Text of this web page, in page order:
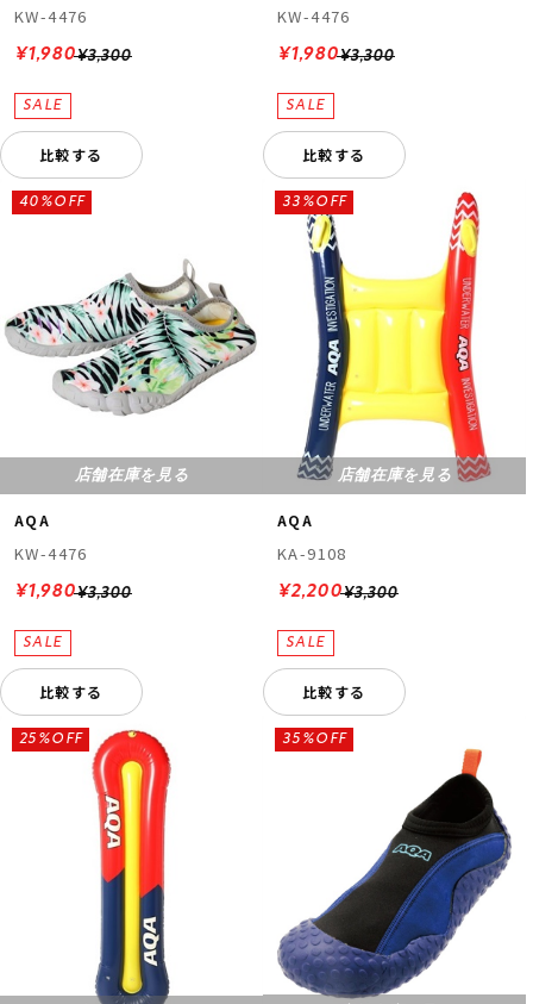
KW-4476
¥3,300
¥1,980
比較する
KW-4476
¥3,300
¥1,980
比較する
店舗在庫を見る
AQA
KW-4476
¥3,300
40%OFF
¥1,980
比較する
店舗在庫を見る
AQA
KA-9108
¥3,300
33%OFF
¥2,200
比較する
25%OFF 35%OFF